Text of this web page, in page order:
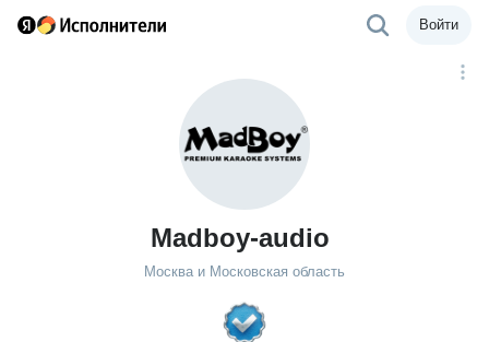
Войти
Madboy-audio
Москва и Московская область